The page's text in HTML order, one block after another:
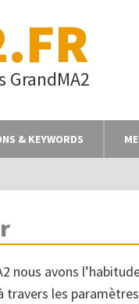
GrandMA2
& KEYWORDS
nous avons
travers les